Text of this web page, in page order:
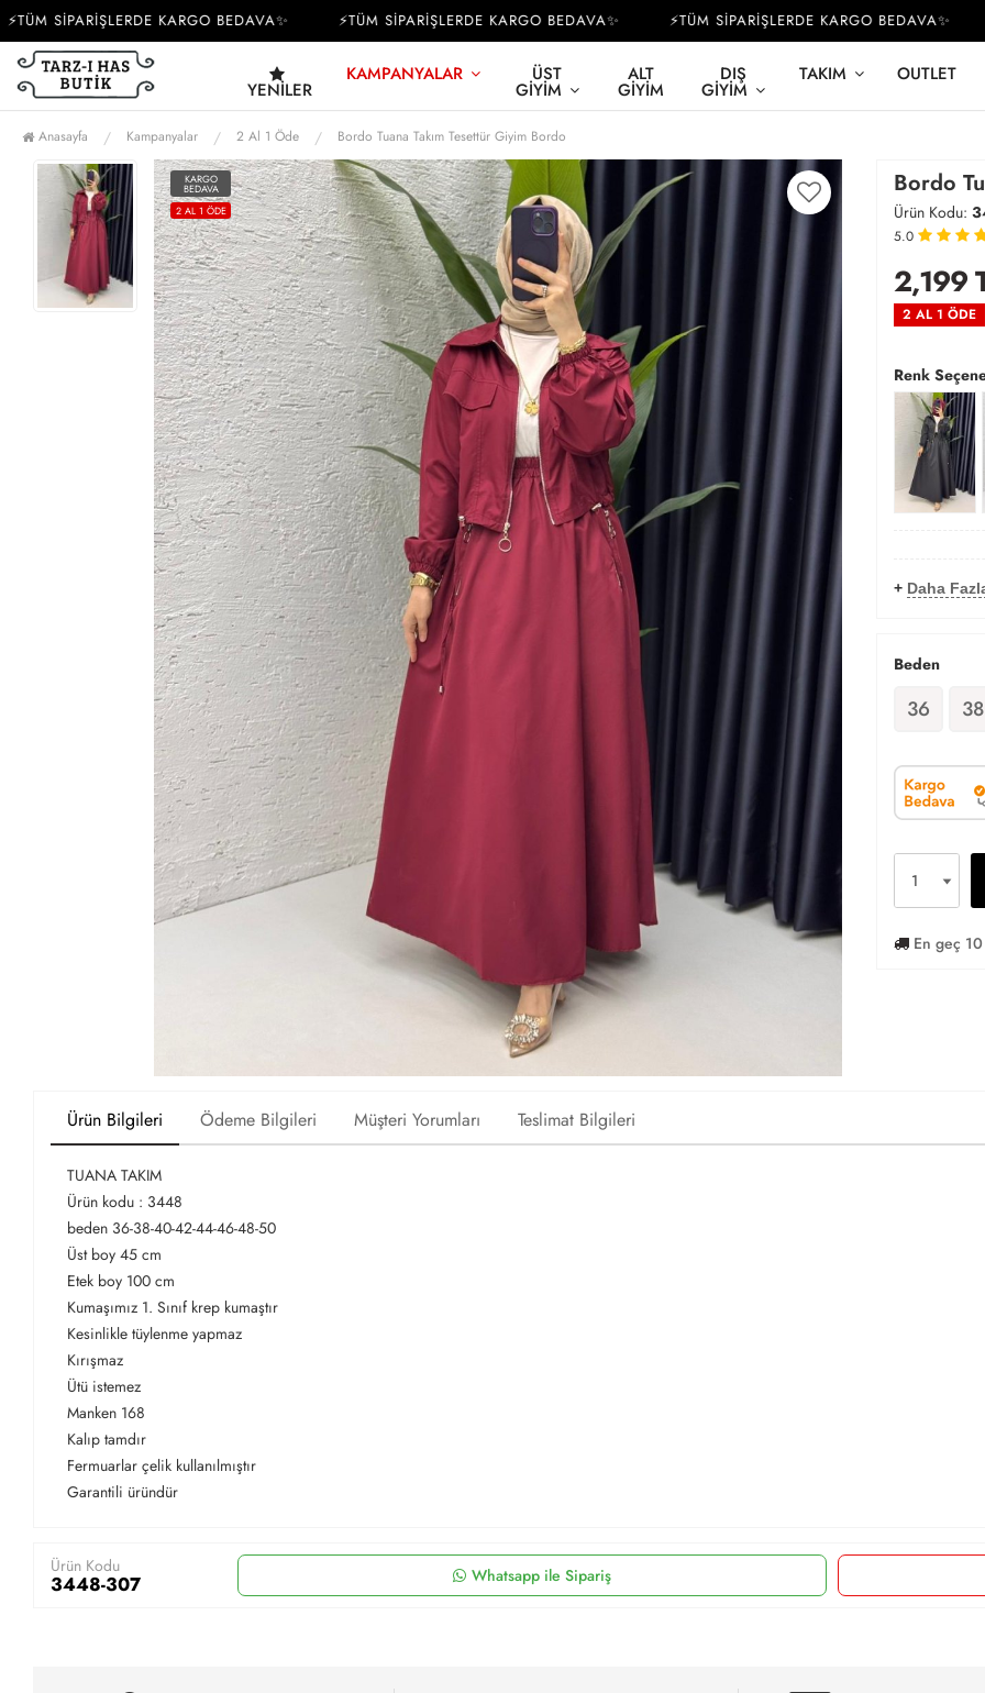
SİPARİŞLERDE KARGO BEDAVA✨ ⚡TÜM SİPARİŞLERDE KARGO BEDAVA✨ ⚡TÜM SİPARİŞLERDE KARGO BEDAVA✨
YENILER
KAMPANYALAR ÜST
GIYIM
ALT
GIYIM
DIŞ
GIYIM
TAKIM OUTLET
Anasayfa Kampanyalar 2 Al 1 Öde Bordo Tuana Takım Tesettür Giyim Bordo
KARGO
BEDAVA
2 AL 1 ÖDE
Bordo
Ürün Kodu:
5.0
2,199
2 AL 1 ÖDE
Renk
+ Daha
Beden
36 38
En geç 10
Ürün Bilgileri Ödeme Bilgileri Müşteri Yorumları Teslimat Bilgileri
TUANA TAKIM
Ürün kodu : 3448
beden 36-38-40-42-44-46-48-50
Üst boy 45 cm
Etek boy 100 cm
Kumaşımız 1. Sınıf krep kumaştır
Kesinlikle tüylenme yapmaz
Kırışmaz
Ütü istemez
Manken 168
Kalıp tamdır
Fermuarlar çelik kullanılmıştır
Garantili üründür
Ürün Kodu
3448-307 Whatsapp ile Sipariş